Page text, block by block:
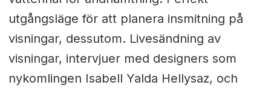
utgångsläge för att planera insmitning på
visningar, dessutom. Livesändning av
visningar, intervjuer med designers som
nykomlingen Isabell Yalda Hellysaz, och